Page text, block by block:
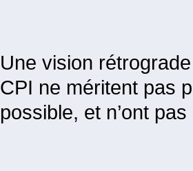
Une vision
CPI ne méritent pas
possible, et n’ont